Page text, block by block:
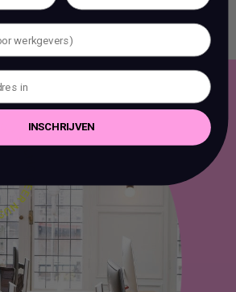
INSCHRIJVEN